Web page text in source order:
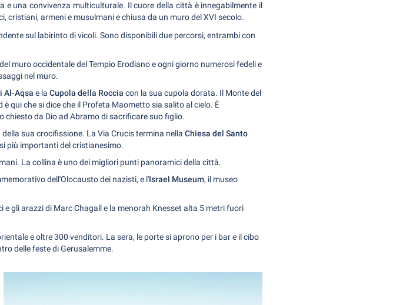
una convivenza multiculturale. Il cuore della città è innegabilmente il
armeni e musulmani e chiusa da un muro del XVI secolo.
sul labirinto di vicoli. Sono disponibili due percorsi, entrambi con
muro occidentale del Tempio Erodiano e ogni giorno numerosi fedeli e
nel muro.
Al-Aqsa e la Cupola della Roccia con la sua cupola dorata. Il Monte del
qui che si dice che il Profeta Maometto sia salito al cielo. È
da Dio ad Abramo di sacrificare suo figlio.
sua crocifissione. La Via Crucis termina nella Chiesa del Santo
più importanti del cristianesimo.
La collina è uno dei migliori punti panoramici della città.
dell'Olocausto dei nazisti, e l'Israel Museum, il museo
gli arazzi di Marc Chagall e la menorah Knesset alta 5 metri fuori
e oltre 300 venditori. La sera, le porte si aprono per i bar e il cibo
delle feste di Gerusalemme.